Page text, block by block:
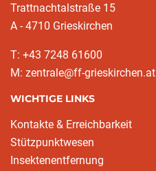
Trattnachtalstraße 15
A - 4710 Grieskirchen
T: +43 7248 61600
M: zentrale@ff-grieskirchen.at
WICHTIGE LINKS
Kontakte & Erreichbarkeit
Stützpunktwesen
Insektenentfernung